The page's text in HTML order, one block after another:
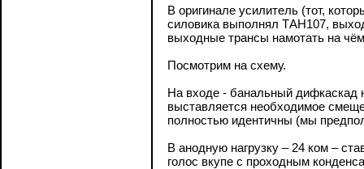
В оригинале усилитель (тот,
силовика выполнял ТАН107,
выходные трансы намотать на
Посмотрим на схему.
На входе - банальный дифкаскад
выставляется необходимое
полностью идентичны (мы
В анодную нагрузку – 24 ком –
голос вкупе с проходным